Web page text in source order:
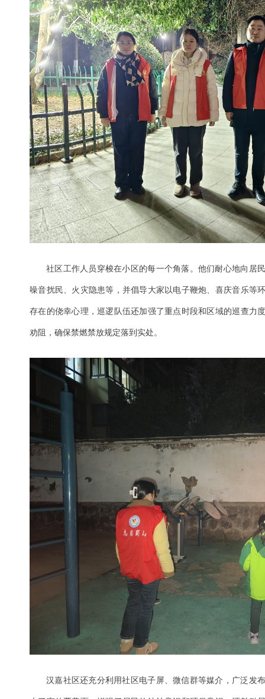
社区工作人员穿梭在小区的每一个角落。他们耐心地向居
噪音扰民、火灾隐患等，并倡导大家以电子鞭炮、喜庆音乐等
存在的侥幸心理，巡逻队伍还加强了重点时段和区域的巡查力
劝阻，确保禁燃禁放规定落到实处。
汉嘉社区还充分利用社区电子屏、微信群等媒介，广泛发